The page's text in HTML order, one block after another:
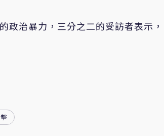
政治暴力，三分之二的受訪者表示，